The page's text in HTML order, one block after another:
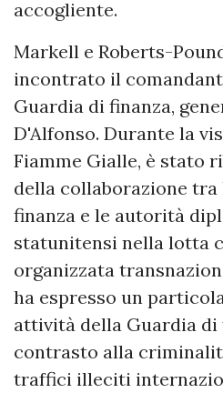
accogliente.
Markell e Roberts-
incontrato il
Guardia di finanza,
D'Alfonso. Durante la
Fiamme Gialle, è stato
della collaborazione tra
finanza e le autorità
statunitensi nella lotta
organizzata
ha espresso un
attività della Guardia di
contrasto alla
traffici illeciti